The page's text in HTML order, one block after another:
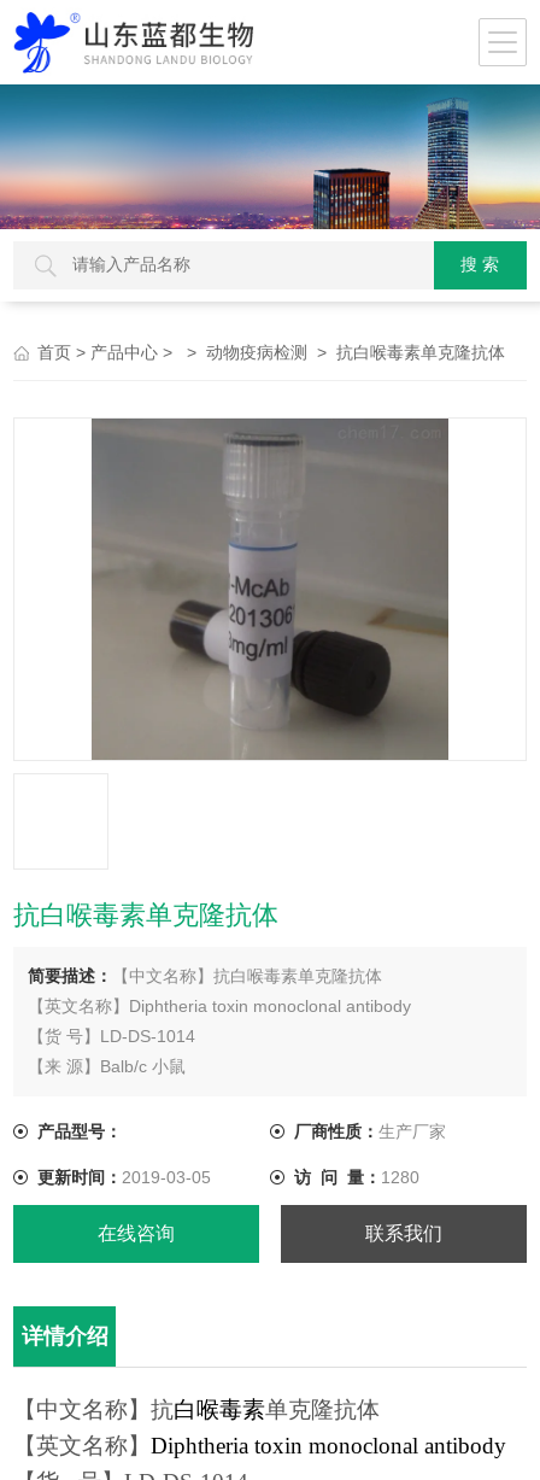
首页 > 产品中心 > >动物疫病检测 > 抗白喉毒素单克隆抗体
抗白喉毒素单克隆抗体
简要描述：
【中文名称】抗白喉毒素单克隆抗体
【英文名称】Diphtheria toxin monoclonal antibody
【货 号】LD-DS-1014
【来 源】Balb/c 小鼠
【物理性状】液体，避免反复冻融
【IC50】0.3-0.9ppb
产品型号： 厂商性质： 生产厂家
更新时间： 2019-03-05 访 问 量： 1280
在线咨询 联系我们
详情介绍
【中文名称】抗白喉毒素单克隆抗体
【英文名称】Diphtheria toxin monoclonal antibody